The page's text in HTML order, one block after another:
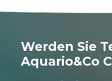
Werden Sie
Aquario&Co